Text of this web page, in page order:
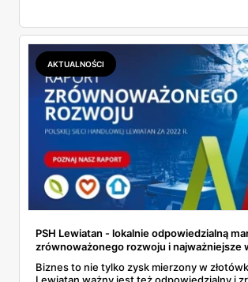
AKTUALNOŚCI
PSH Lewiatan - lokalnie odpowiedzialną
zrównoważonego rozwoju i najważniejsze
Biznes to nie tylko zysk mierzony w
Lewiatan ważny jest też odpowiedzialny i